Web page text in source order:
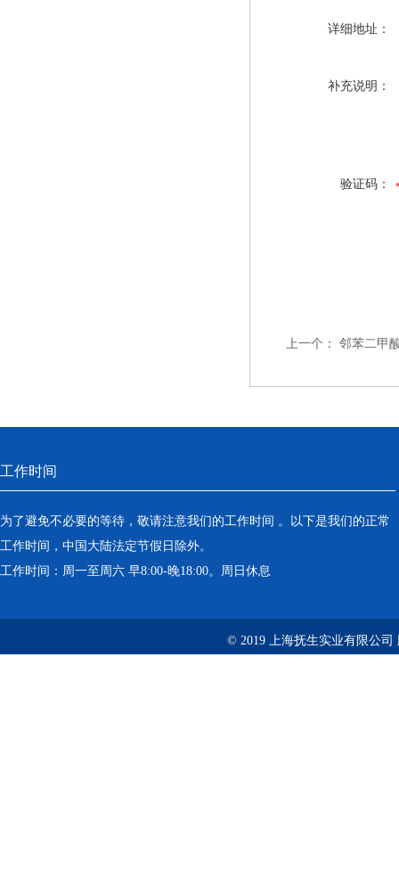
详细地址：
补充说明：
验证码：
上一个： 邻苯二甲
工作时间
为了避免不必要的等待，敬请注意我们的工作时间 。以下是我们的正常
工作时间，中国大陆法定节假日除外。
工作时间：周一至周六 早8:00-晚18:00。周日休息
© 2019 上海抚生实业有限公司